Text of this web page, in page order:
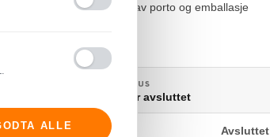
ALLE
Sendes mot dekning av porto og emballasje
Varens stand:Brukt
AUKSJONSSTATUS
Auksjonen er avsluttet
Avsluttet